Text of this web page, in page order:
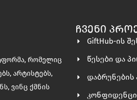
რომელიც
არტისტებს,
ვინც ქმნის
ᲩᲕᲔᲜᲘ
GiftHub-ის
წესები და
დაბრუნების